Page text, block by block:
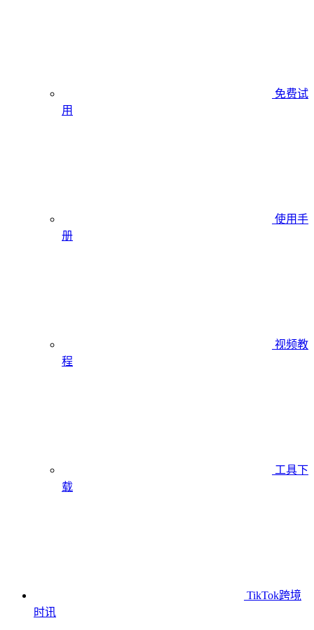
免费试
用
使用手
册
视频教
程
工具下
载
TikTok跨境
时讯